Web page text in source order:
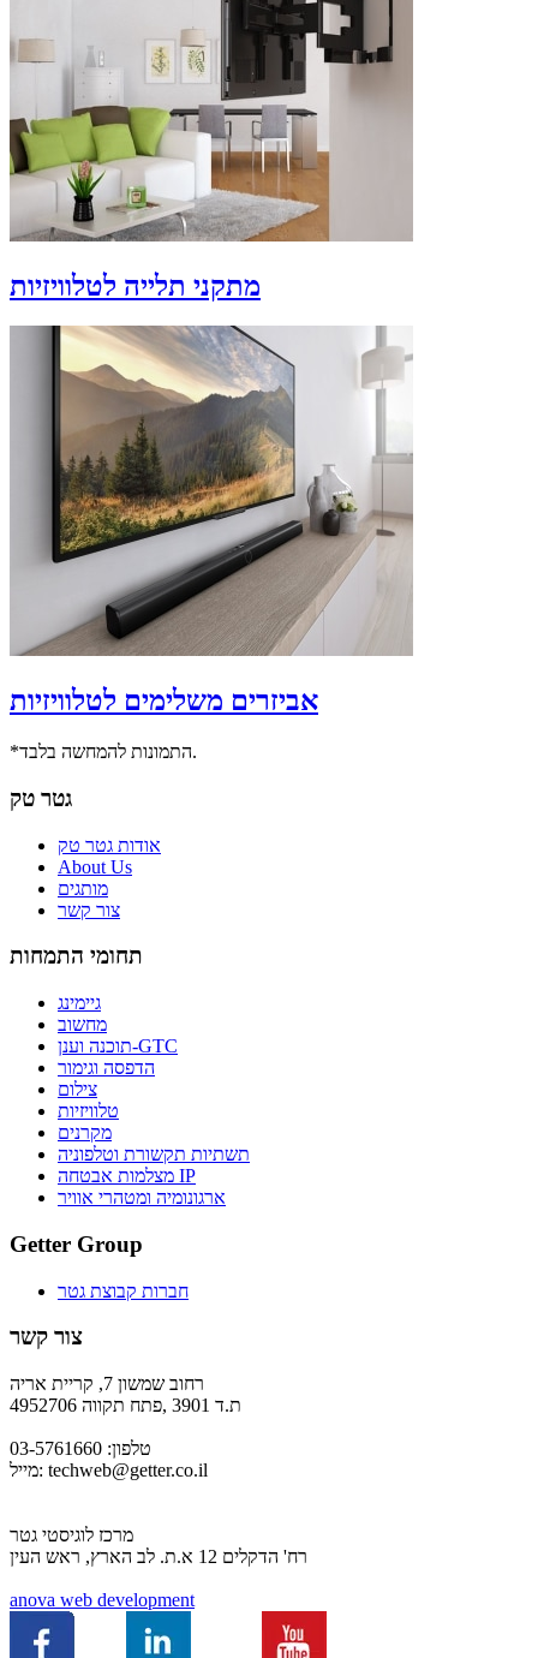
מתקני תלייה לטלוויזיות
אביזרים משלימים לטלוויזיות
*התמונות להמחשה בלבד.
גטר טק
אודות גטר טק
About Us
מותגים
צור קשר
תחומי התמחות
גיימינג
מחשוב
תוכנה וענן-GTC
הדפסה וגימור
צילום
טלוויזיות
מקרנים
תשתיות תקשורת וטלפוניה
מצלמות אבטחה IP
ארגונומיה ומטהרי אוויר
Getter Group
חברות קבוצת גטר
צור קשר
רחוב שמשון 7, קריית אריה
ת.ד 3901 ,פתח תקווה 4952706
טלפון: 03-5761660
מייל: techweb@getter.co.il
מרכז לוגיסטי גטר
רח' הדקלים 12 א.ת. לב הארץ, ראש העין
anova web development